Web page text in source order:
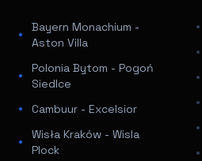
Bayern Monachium -
Aston Villa
Polonia Bytom - Pogoń
Siedlce
Cambuur - Excelsior
Wisła Kraków - Wisla
Plock